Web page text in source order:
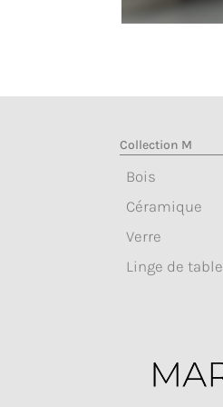
Collection M
Bois
Céramique
Verre
Linge de table